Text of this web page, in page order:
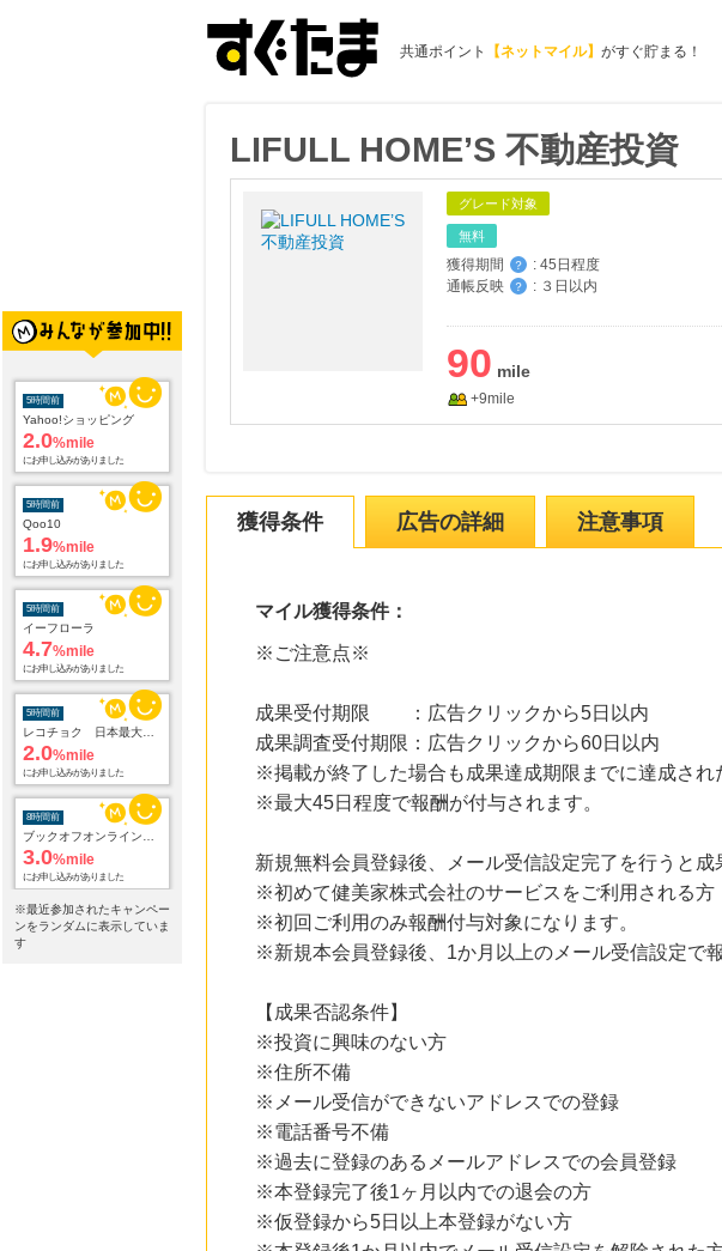
共通ポイント 【ネットマイル】 がすぐ貯まる！
Yahoo!ショッピング
2.0%mile
Qoo10
1.9 %mile
にお申し込みがありました
イーフローラ
4.7 %mile
にお申し込みがありました
5時間前
2.0 %mile
にお申し込みがありました
3.0 %mile
にお申し込みがありました
14時間前
ソースネクスト
5.0 %mile
にお申し込みがありました
14時間前
※最近参加されたキャンペー
ンをランダムに表示していま
す
LIFULL HOME’S 不動産投資
グレード対象
無料
獲得期間 ？ : 45日程度
通帳反映
？ : ３日以内
90
+9mile
獲得条件 広告の詳細 注意事項
マイル獲得条件：
※ご注意点※
成果受付期限 ：広告クリックから5日以内
成果調査受付期限：広告クリックから60日以内
※掲載が終了した場合も成果達成期限までに達成され
※最大45日程度で報酬が付与されます。
新規無料会員登録後、メール受信設定完了を行うと成
※初めて健美家株式会社のサービスをご利用される方
※初回ご利用のみ報酬付与対象になります。
※新規本会員登録後、1か月以上のメール受信設定で
【成果否認条件】
※投資に興味のない方
※住所不備
※メール受信ができないアドレスでの登録
※電話番号不備
※過去に登録のあるメールアドレスでの会員登録
※本登録完了後1ヶ月以内での退会の方
※仮登録から5日以上本登録がない方